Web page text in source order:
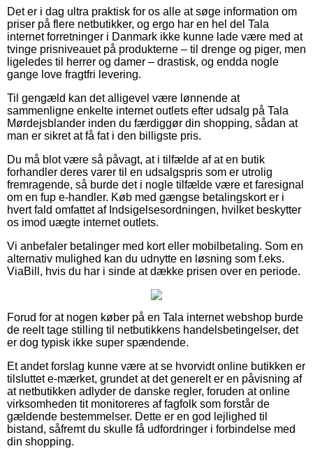
Det er i dag ultra praktisk for os alle at søge information om
priser på flere netbutikker, og ergo har en hel del Tala
internet forretninger i Danmark ikke kunne lade være med at
tvinge prisniveauet på produkterne – til drenge og piger, men
ligeledes til herrer og damer – drastisk, og endda nogle
gange love fragtfri levering.
Til gengæld kan det alligevel være lønnende at
sammenligne enkelte internet outlets efter udsalg på Tala
Mørdejsblander inden du færdiggør din shopping, sådan at
man er sikret at få fat i den billigste pris.
Du må blot være så påvagt, at i tilfælde af at en butik
forhandler deres varer til en udsalgspris som er utrolig
fremragende, så burde det i nogle tilfælde være et faresignal
om en fup e-handler. Køb med gængse betalingskort er i
hvert fald omfattet af Indsigelsesordningen, hvilket beskytter
os imod uægte internet outlets.
Vi anbefaler betalinger med kort eller mobilbetaling. Som en
alternativ mulighed kan du udnytte en løsning som f.eks.
ViaBill, hvis du har i sinde at dække prisen over en periode.
Forud for at nogen køber på en Tala internet webshop burde
de reelt tage stilling til netbutikkens handelsbetingelser, det
er dog typisk ikke super spændende.
Et andet forslag kunne være at se hvorvidt online butikken er
tilsluttet e-mærket, grundet at det generelt er en påvisning af
at netbutikken adlyder de danske regler, foruden at online
virksomheden tit monitoreres af fagfolk som forstår de
gældende bestemmelser. Dette er en god lejlighed til
bistand, såfremt du skulle få udfordringer i forbindelse med
din shopping.